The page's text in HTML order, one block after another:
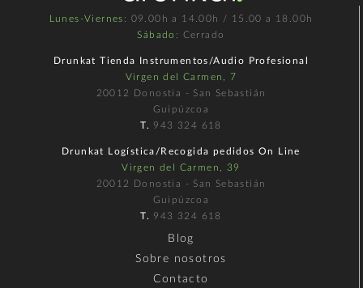
Lunes-Viernes : 09.00h a 14.00h / 15.00 a 18.00h
Sábado : Cerrado
Drunkat Tienda Instrumentos/Audio Profesional
Virgen del Carmen, 7
20012 Donostia - San Sebastián
Guipúzcoa
T. 943 324 618
Drunkat Logística/Recogida pedidos On Line
Virgen del Carmen, 39
20012 Donostia - San Sebastián
Guipúzcoa
T. 943 324 618
Blog
Sobre nosotros
Contacto